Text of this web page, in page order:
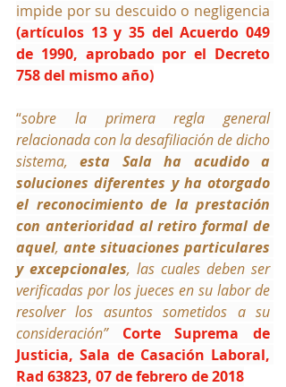
(artículos 13 y 35 del Acuerdo 049
de 1990, aprobado por el Decreto
758 del mismo año)
“sobre la primera regla general
relacionada con la desafiliación de dicho
sistema, esta Sala ha acudido a
soluciones diferentes y ha otorgado
el reconocimiento de la prestación
con anterioridad al retiro formal de
aquel, ante situaciones particulares
y excepcionales, las cuales deben ser
verificadas por los jueces en su labor de
resolver los asuntos sometidos a su
consideración” Corte Suprema de
Justicia, Sala de Casación Laboral,
Rad 63823, 07 de febrero de 2018